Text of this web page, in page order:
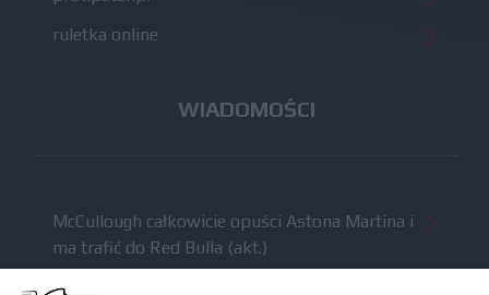
ruletka online
WIADOMOŚCI
McCullough całkowicie opuści Astona Martina i
ma trafić do Red Bulla (akt.)
Dochód F1 spadł o 61 procent względem